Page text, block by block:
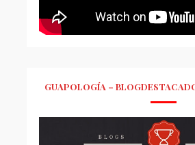
GUAPOLOGÍA –